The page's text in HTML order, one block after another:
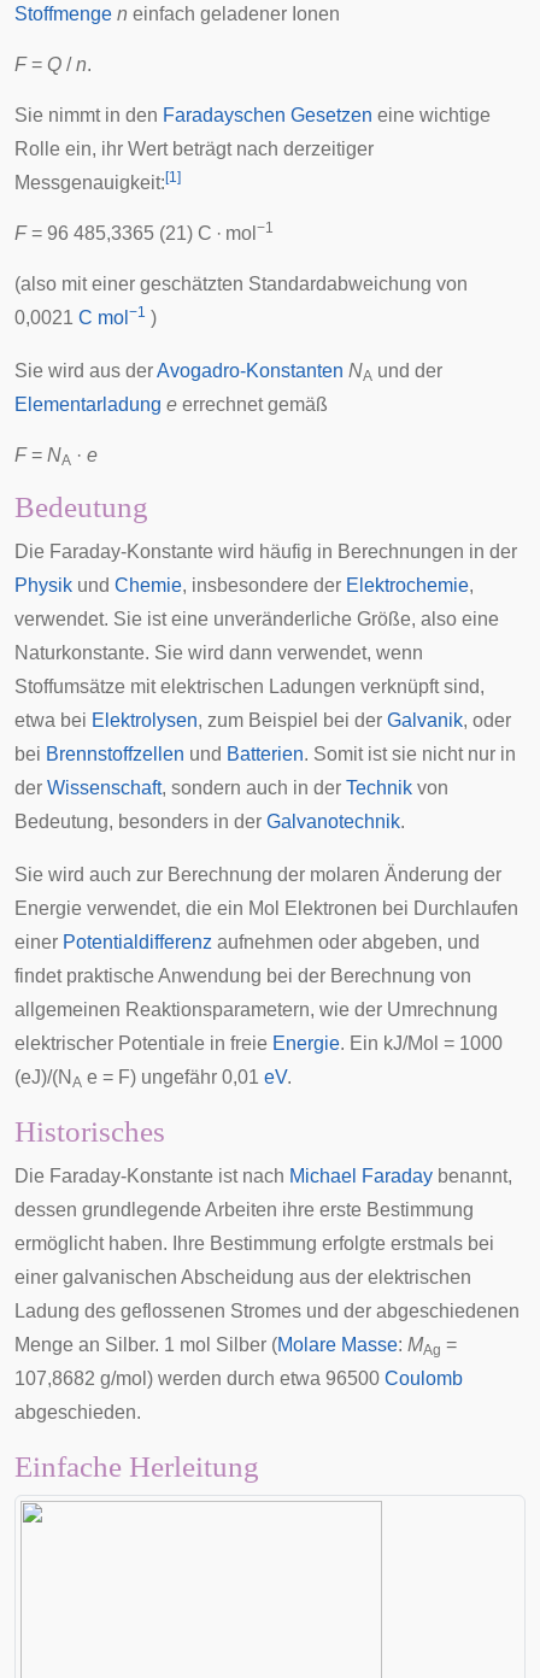
Stoffmenge n einfach geladener Ionen
F= Q /n.
Sie nimmt in den Faradayschen Gesetzen eine wichtige
Rolle ein, ihr Wert beträgt nach derzeitiger
Messgenauigkeit: [1]
F= 96 485,3365 (21) C · mol −1
(also mit einer geschätzten Standardabweichung von
0,0021 C mol −1 )
Sie wird aus derAvogadro-Konstanten NA und der
Elementarladung e errechnet gemäß
F= NA · e
Bedeutung
Die Faraday-Konstante wird häufig in Berechnungen in der
Physik und Chemie, insbesondere der Elektrochemie,
verwendet. Sie ist eine unveränderliche Größe, also eine
Naturkonstante. Sie wird dann verwendet, wenn
Stoffumsätze mit elektrischen Ladungen verknüpft sind,
etwa bei Elektrolysen, zum Beispiel bei der Galvanik, oder
bei Brennstoffzellen und Batterien. Somit ist sie nicht nur in
der Wissenschaft, sondern auch in der Technik von
Bedeutung, besonders in der Galvanotechnik.
Sie wird auch zur Berechnung der molaren Änderung der
Energie verwendet, die ein Mol Elektronen bei Durchlaufen
einer Potentialdifferenz aufnehmen oder abgeben, und
findet praktische Anwendung bei der Berechnung von
allgemeinen Reaktionsparametern, wie der Umrechnung
elektrischer Potentiale in freie Energie. Ein kJ/Mol = 1000
(eJ)/(N A e = F) ungefähr 0,01 eV.
Historisches
Die Faraday-Konstante ist nach Michael Faraday benannt,
dessen grundlegende Arbeiten ihre erste Bestimmung
ermöglicht haben. Ihre Bestimmung erfolgte erstmals bei
einer galvanischen Abscheidung aus der elektrischen
Ladung des geflossenen Stromes und der abgeschiedenen
Menge an Silber. 1 mol Silber (Molare Masse: MAg =
107,8682 g/mol) werden durch etwa 96500 Coulomb
abgeschieden.
Einfache Herleitung